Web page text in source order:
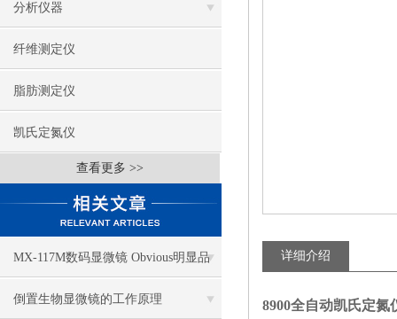
分析仪器
纤维测定仪
脂肪测定仪
凯氏定氮仪
查看更多 >>
MX-117M数码显微镜 Obvious明显品
牌值得推荐
倒置生物显微镜的工作原理
详细介绍
8900全自动凯氏定氮